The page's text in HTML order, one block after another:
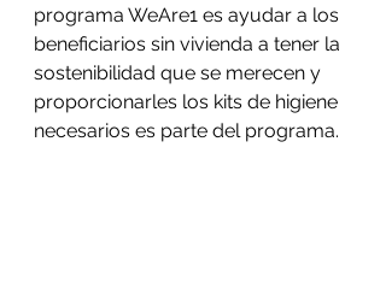
programa WeAre1 es ayudar a los
beneficiarios sin vivienda a tener la
sostenibilidad que se merecen y
proporcionarles los kits de higiene
necesarios es parte del programa.